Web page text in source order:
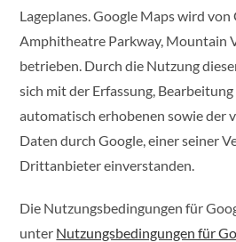
Lageplanes. Google Maps wird von
Amphitheatre Parkway, Mountain
betrieben. Durch die Nutzung
sich mit der Erfassung,
automatisch erhobenen sowie der
Daten durch Google, einer seiner
Drittanbieter einverstanden.
Die Nutzungsbedingungen für
unter Nutzungsbedingungen für